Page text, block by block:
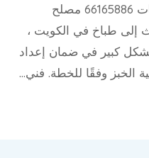
تصليح الطباخات تصليح الطباخات 66165886 مصلح
إلى طباخ في الكويت ،
كبير في ضمان إعداد
الخبز وفقًا للخطة. فني…